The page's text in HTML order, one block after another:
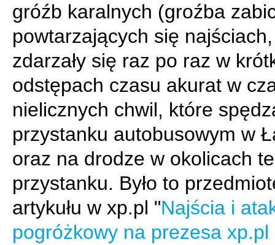
gróźb karalnych (groźba
powtarzających się
zdarzały się raz po raz w
odstępach czasu akurat w
nielicznych chwil, które
przystanku autobusowym w
oraz na drodze w okolicach
przystanku. Było to
artykułu w xp.pl "Najścia i
pogróżkowy na prezesa xp.pl